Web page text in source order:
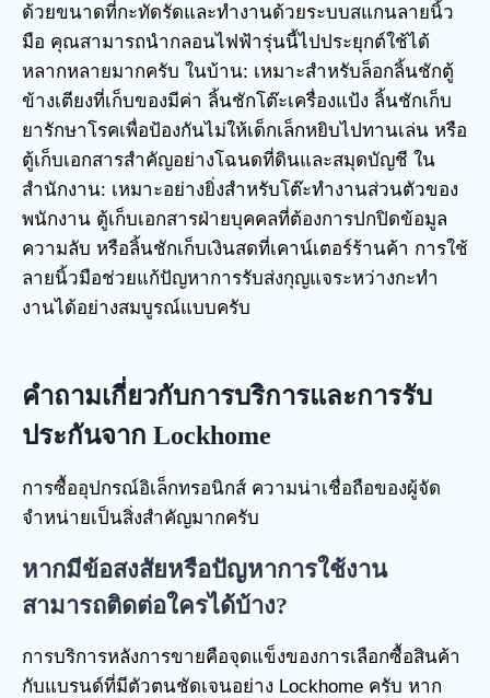
ด้วยขนาดที่กะทัดรัดและทำงานด้วยระบบสแกนลายนิ้ว
มือ คุณสามารถนำกลอนไฟฟ้ารุ่นนี้ไปประยุกต์ใช้ได้
หลากหลายมากครับ ในบ้าน: เหมาะสำหรับล็อกลิ้นชักตู้
ข้างเตียงที่เก็บของมีค่า ลิ้นชักโต๊ะเครื่องแป้ง ลิ้นชักเก็บ
ยารักษาโรคเพื่อป้องกันไม่ให้เด็กเล็กหยิบไปทานเล่น หรือ
ตู้เก็บเอกสารสำคัญอย่างโฉนดที่ดินและสมุดบัญชี ใน
สำนักงาน: เหมาะอย่างยิ่งสำหรับโต๊ะทำงานส่วนตัวของ
พนักงาน ตู้เก็บเอกสารฝ่ายบุคคลที่ต้องการปกปิดข้อมูล
ความลับ หรือลิ้นชักเก็บเงินสดที่เคาน์เตอร์ร้านค้า การใช้
ลายนิ้วมือช่วยแก้ปัญหาการรับส่งกุญแจระหว่างกะทำ
งานได้อย่างสมบูรณ์แบบครับ
คำถามเกี่ยวกับการบริการและการรับ
ประกันจาก Lockhome
การซื้ออุปกรณ์อิเล็กทรอนิกส์ ความน่าเชื่อถือของผู้จัด
จำหน่ายเป็นสิ่งสำคัญมากครับ
หากมีข้อสงสัยหรือปัญหาการใช้งาน
สามารถติดต่อใครได้บ้าง?
การบริการหลังการขายคือจุดแข็งของการเลือกซื้อสินค้า
กับแบรนด์ที่มีตัวตนชัดเจนอย่าง Lockhome ครับ หาก